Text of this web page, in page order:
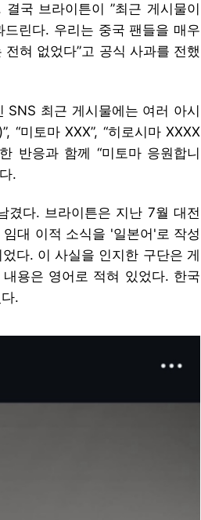
국 브라이튼이 ”최근 게시물이
린다. 우리는 중국 팬들을 매우
혀 없었다”고 공식 사과를 전했
SNS 최근 게시물에는 여러 아시
“미토마 XXX”, “히로시마 XXXX
반응과 함께 “미토마 응원합니
.
겼다. 브라이튼은 지난 7월 대전
대 이적 소식을 '일본어'로 작성
다. 이 사실을 인지한 구단은 게
용은 영어로 적혀 있었다. 한국
.